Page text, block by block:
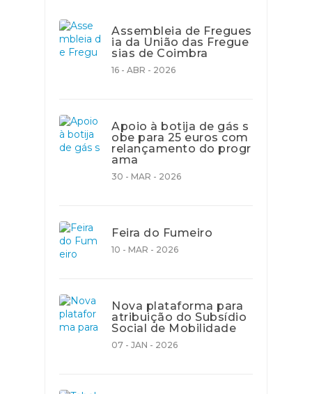
Assembleia de Fregues
ia da União das Fregue
sias de Coimbra
16 - ABR - 2026
Apoio à botija de gás s
obe para 25 euros com
relançamento do progr
ama
30 - MAR - 2026
Feira do Fumeiro
10 - MAR - 2026
Nova plataforma para
atribuição do Subsídio
Social de Mobilidade
07 - JAN - 2026